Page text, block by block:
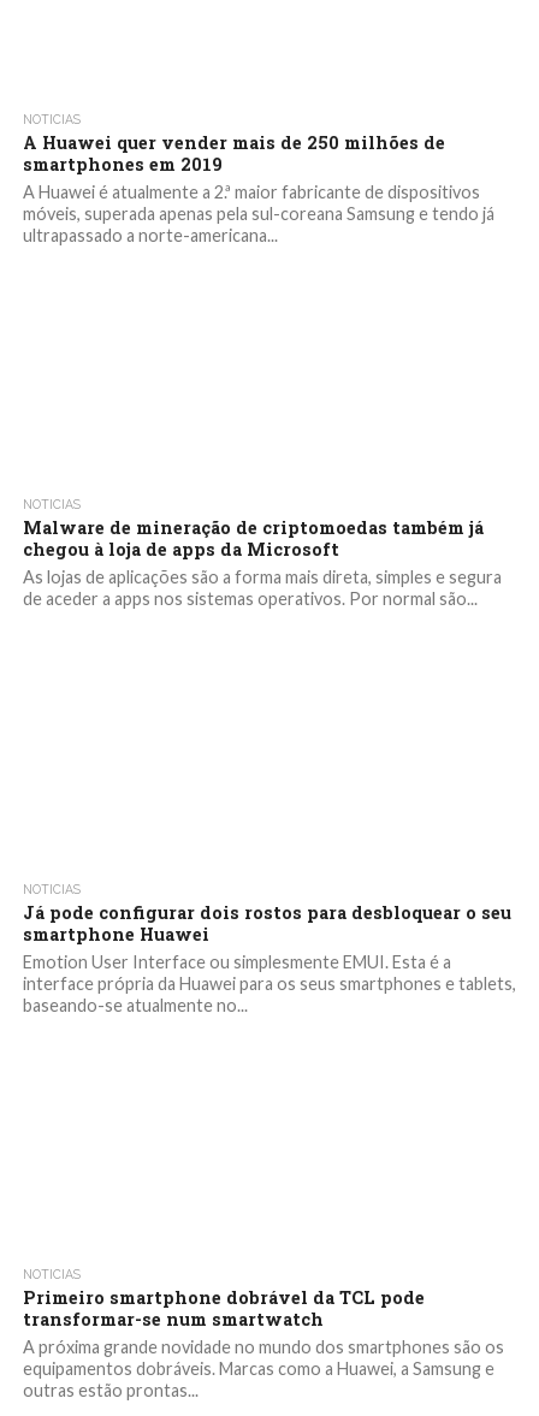
NOTICIAS
A Huawei quer vender mais de 250 milhões de
smartphones em 2019
A Huawei é atualmente a 2.ª maior fabricante de dispositivos
móveis, superada apenas pela sul-coreana Samsung e tendo já
ultrapassado a norte-americana...
NOTICIAS
Malware de mineração de criptomoedas também já
chegou à loja de apps da Microsoft
As lojas de aplicações são a forma mais direta, simples e segura
de aceder a apps nos sistemas operativos. Por normal são...
NOTICIAS
Já pode configurar dois rostos para desbloquear o seu
smartphone Huawei
Emotion User Interface ou simplesmente EMUI. Esta é a
interface própria da Huawei para os seus smartphones e tablets,
baseando-se atualmente no...
NOTICIAS
Primeiro smartphone dobrável da TCL pode
transformar-se num smartwatch
A próxima grande novidade no mundo dos smartphones são os
equipamentos dobráveis. Marcas como a Huawei, a Samsung e
outras estão prontas...